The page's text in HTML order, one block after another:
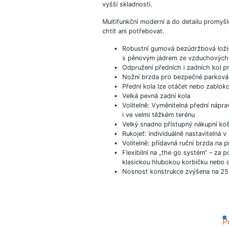
vyšší skladnosti.
Multifunkční moderní a do detailu
chtít ani potřebovat.
Robustní gumová bezúdržbová
s pěnovým jádrem ze
Odpružení předních i zadních kol
Nožní brzda pro bezpečné
Přední kola lze otáčet nebo
Velká pevná zadní kola
Volitelně: Vyměnitelná přední
i ve velmi těžkém terénu
Velký snadno přístupný nákupní
Rukojeť: individuálně nastavitelná v
Volitelně: přídavná ruční brzda na
Flexibilní na „the go systém“ – za
klasickou hlubokou korbičku nebo
Nosnost konstrukce zvýšena na